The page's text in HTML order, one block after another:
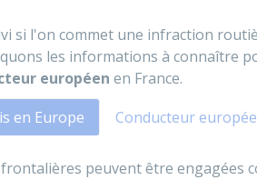
si l'on commet une infraction
les informations à connaître
européen en France.
en Europe
Conducteur
peuvent être engagées